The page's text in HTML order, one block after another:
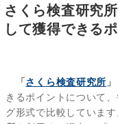
さくら検査研究
して獲得できる
「 さくら検査研究所 」
きるポイントについて
グ形式で比較しています